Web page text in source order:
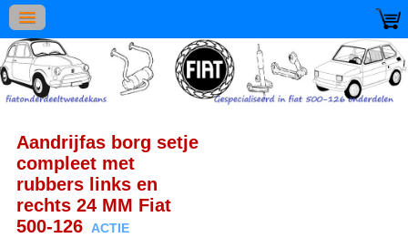
Aandrijfas borg setje
compleet met
rubbers links en
rechts 24 MM Fiat
500-126
ACTIE